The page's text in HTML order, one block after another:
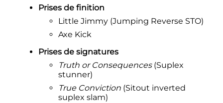
Prises de finition
Little Jimmy (Jumping Reverse STO)
Axe Kick
Prises de signatures
Truth or Consequences(Suplex
stunner)
True Conviction(Sitout inverted
suplex slam)